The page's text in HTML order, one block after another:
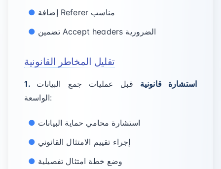
إضافة Referer مناسب
تضمين Accept headers الضرورية
تقليل المخاطر القانونية
1. استشارة قانونية قبل عمليات جمع البيانات
الواسعة:
استشارة محامي حماية البيانات
إجراء تقييم الامتثال القانوني
وضع خطة امتثال تفصيلية